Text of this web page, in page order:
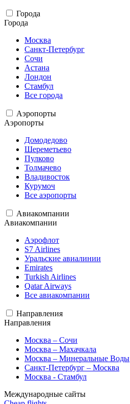
Города
Города
Москва
Санкт-Петербург
Сочи
Астана
Лондон
Стамбул
Все города
Аэропорты
Аэропорты
Домодедово
Шереметьево
Пулково
Толмачево
Владивосток
Курумоч
Все аэропорты
Авиакомпании
Авиакомпании
Аэрофлот
S7 Airlines
Уральские авиалинии
Emirates
Turkish Airlines
Qatar Airways
Все авиакомпании
Направления
Направления
Москва – Сочи
Москва – Махачкала
Москва – Минеральные Воды
Санкт-Петербург – Москва
Москва - Стамбул
Международные сайты